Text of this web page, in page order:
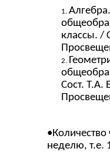
классы. /
Сост. Т.А.
неделю, т.е.